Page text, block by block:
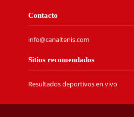
Contacto
info@canaltenis.com
Sitios recomendados
Resultados deportivos en vivo